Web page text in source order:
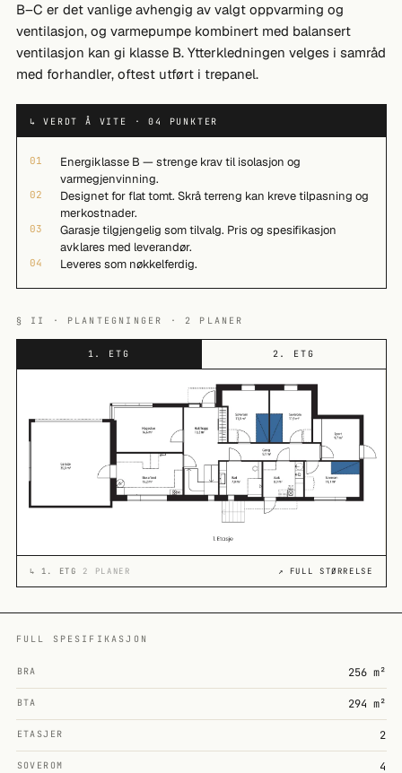
B–C er det vanlige avhengig av valgt oppvarming og
ventilasjon, og varmepumpe kombinert med balansert
ventilasjon kan gi klasse B. Ytterkledningen velges i samråd
med forhandler, oftest utført i trepanel.
↳ VERDT Å VITE · 04 PUNKTER
01
Energiklasse B — strenge krav til isolasjon og
varmegjenvinning.
02
Designet for flat tomt. Skrå terreng kan kreve tilpasning og
merkostnader.
03
Garasje tilgjengelig som tilvalg. Pris og spesifikasjon
avklares med leverandør.
04 Leveres som nøkkelferdig.
§ II · PLANTEGNINGER · 2 PLANER
1. ETG 2. ETG
↳ 1. ETG 2 PLANER ↗ FULL STØRRELSE
FULL SPESIFIKASJON
BRA 256 m²
BTA 294 m²
ETASJER 2
SOVEROM 4